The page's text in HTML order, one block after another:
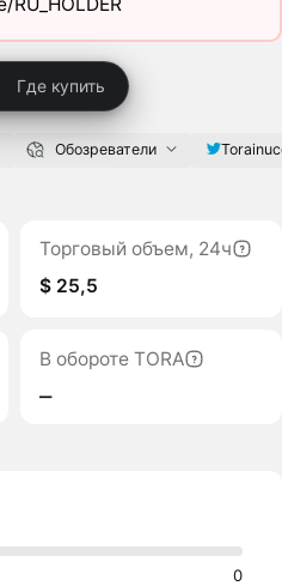
Где купить
Обозреватели
Торговый объем, 24ч
$ 25,5
В обороте TORA
‒
0